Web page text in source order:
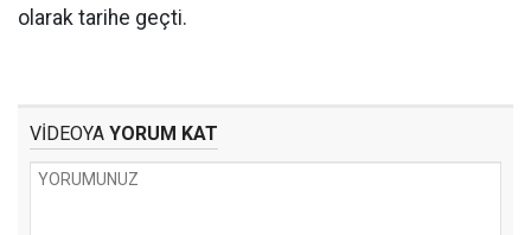
olarak tarihe geçti.
VİDEOYA YORUM KAT